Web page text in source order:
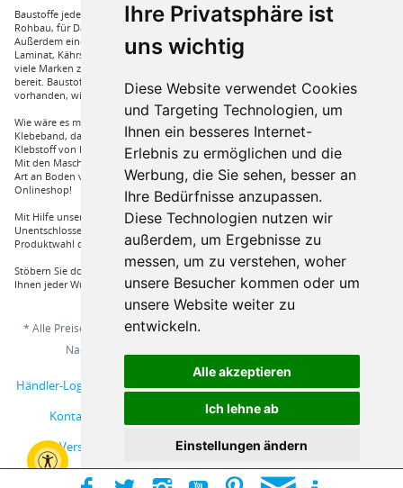
Ihre Privatsphäre ist
uns wichtig
Diese Website verwendet Cookies
und Targeting Technologien, um
Ihnen ein besseres Internet-
Erlebnis zu ermöglichen und die
Werbung, die Sie sehen, besser an
Ihre Bedürfnisse anzupassen.
Diese Technologien nutzen wir
außerdem, um Ergebnisse zu
messen, um zu verstehen, woher
unsere Besucher kommen oder um
unsere Website weiter zu
entwickeln.
Alle akzeptieren
Ich lehne ab
Einstellungen ändern
Baustoffe jeder Art die sie für ihren Haus benötigen, wie beispielsweise für den
Rohbau, für Dämmungen für ihr Haus und für den Innenausbau. Wir führen
Außerdem eine große Auswahl an Bodenbelägen wie GUNREBEN Parkett, JOKA
Laminat, Kährs Parkett, Pardor Laminat, PCV Boden der Marke Wefloor und
viele Marken zu Fliesen, hierzu steht unser Service Team aus Fachprofis zur Hilfe
bereit. Baustoffe für den Außenbereich haben wir ebenso in unserem Sortiment
vorhanden, wie Dachfenster, Gartenhäuser und auch diverse Zäune.
Wie wäre es mit Klebstoffe von Uzin, wie zum Beispiel das Aluminium
Klebeband, dass Sie auch bei hoher Hitze einsetzen können oder auch ein
Klebstoff von Bona, dass für verkleben von Massivholzdielen in Einsatz kommt.
Mit den Maschinen von Wolff und Janser können sie im Handumdrehen jeder
Art an Boden verarbeiten. Vieles mehr an Marken und Artikel nur bei uns im
Onlineshop!
Mit Hilfe unserer Service Hotline sind Sie nur mit einem Anruf von ihrer
Unentschlossenheit erlöst und bekommen von einem Fachprofi die beste
Produktwahl die für sie relevant ist.
Stöbern Sie doch einfach durch unserem Sortiment und Sie werden sehen, dass
Ihnen jeder Wunsch erfüllt wird.
* Alle Preise inkl. gesetzl. Mehrwertsteuer zzgl.
Nachnahmegebühren, wenn nicht anders beschrieben
Händler-Login Musterbestellung Über uns
Hilfe / Support
Kontakt
Online-Streitschlichtungsplattform
Versand und Zahlungsbedingungen
Impressum
Widerrufsbelehrung
Datenschutzerklärung